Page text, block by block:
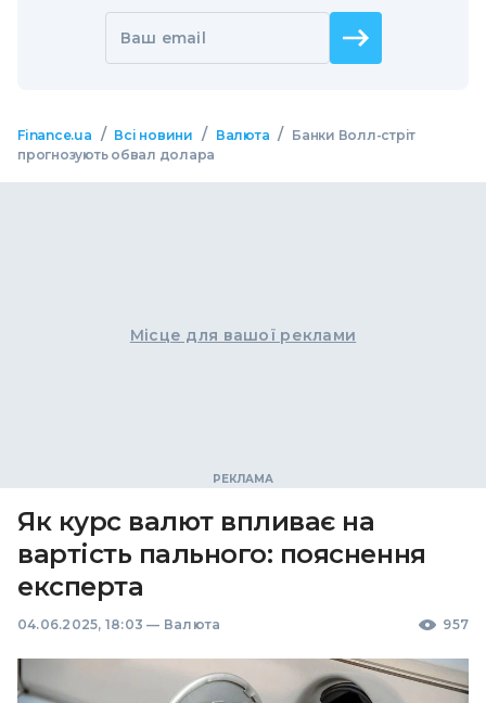
Ваш email
Finance.ua / Всі новини / Валюта / Банки Волл-стріт
прогнозують обвал долара
Місце для вашої реклами
Як курс валют впливає на
вартість пального: пояснення
експерта
04.06.2025, 18:03 — Валюта 957